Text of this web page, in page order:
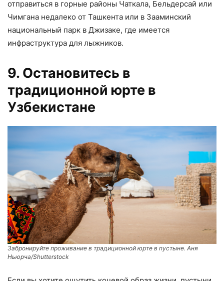
отправиться в горные районы Чаткала, Бельдерсай или
Чимгана недалеко от Ташкента или в Зааминский
национальный парк в Джизаке, где имеется
инфраструктура для лыжников.
9. Остановитесь в
традиционной юрте в
Узбекистане
Забронируйте проживание в традиционной юрте в пустыне. Аня
Ньюрча/Shutterstock